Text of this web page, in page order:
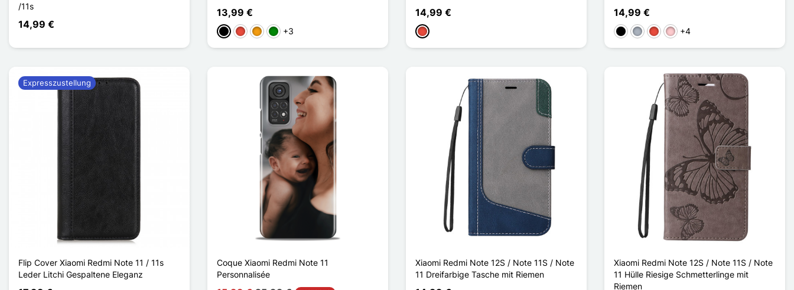
/11s
14,99 €
13,99 €
Schwarz
Rot Orange
Grün+3
14,99 €
Rot
14,99 €
Schwarz
GrauRot Pink+4
Flip Cover Xiaomi Redmi Note 11 / 11s
Leder Litchi Gespaltene Eleganz
Expresszustellung
Coque Xiaomi Redmi Note 11
Personnalisée
Xiaomi Redmi Note 12S / Note 11S / Note
11 Dreifarbige Tasche mit Riemen
Xiaomi Redmi Note 12S / Note 11S / Note
11 Hülle Riesige Schmetterlinge mit
Riemen